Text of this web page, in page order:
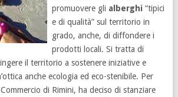
promuovere gli alberghi “tipici
e di qualità” sul territorio in
grado, anche, di diffondere i
prodotti locali. Si tratta di
il territorio a sostenere iniziative e
anche ecologia ed eco-stenibile. Per
di Rimini, ha deciso di stanziare